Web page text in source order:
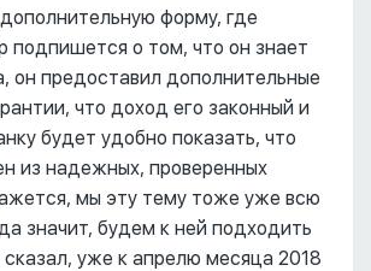
форму, где
подпишется о том, что он знает
он предоставил дополнительные
что доход его законный и
будет удобно показать, что
из надежных, проверенных
мы эту тему тоже уже всю
значит, будем к ней подходить
уже к апрелю месяца 2018